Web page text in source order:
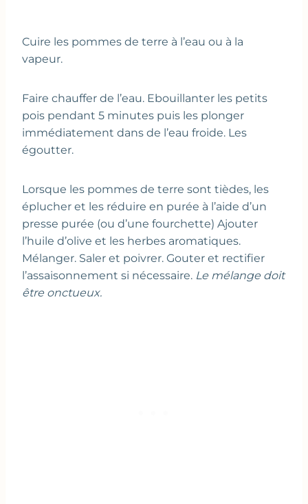
Cuire les pommes de terre à l’eau ou à la
vapeur.
Faire chauffer de l’eau. Ebouillanter les petits
pois pendant 5 minutes puis les plonger
immédiatement dans de l’eau froide. Les
égoutter.
Lorsque les pommes de terre sont tièdes, les
éplucher et les réduire en purée à l’aide d’un
presse purée (ou d’une fourchette) Ajouter
l’huile d’olive et les herbes aromatiques.
Mélanger. Saler et poivrer. Gouter et rectifier
l’assaisonnement si nécessaire. Le mélange doit
être onctueux.